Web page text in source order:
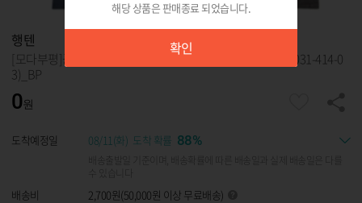
해당 상품은 판매종료 되었습니다.
확인